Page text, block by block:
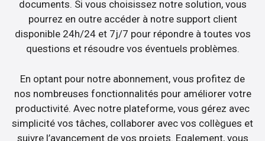
documents. Si vous choisissez notre solution, vous
pourrez en outre accéder à notre support client
disponible 24h/24 et 7j/7 pour répondre à toutes vos
questions et résoudre vos éventuels problèmes.
En optant pour notre abonnement, vous profitez de
nos nombreuses fonctionnalités pour améliorer votre
productivité. Avec notre plateforme, vous gérez avec
simplicité vos tâches, collaborer avec vos collègues et
suivre l’avancement de vos projets. Egalement, vous